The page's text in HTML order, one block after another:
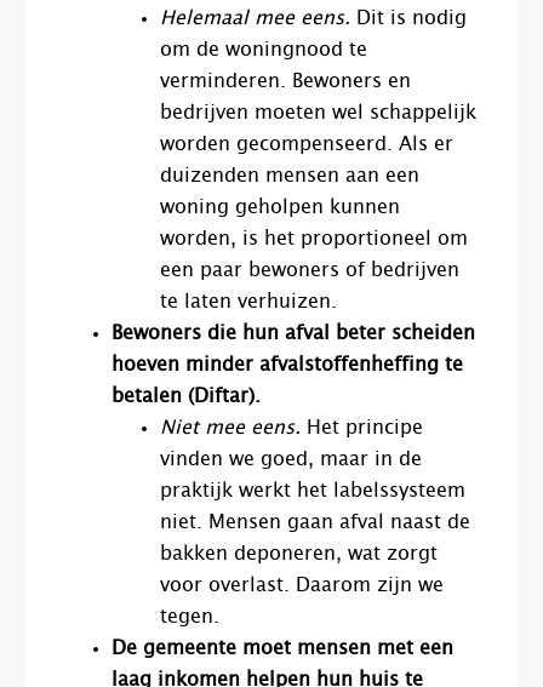
Helemaal mee eens. Dit is nodig
om de woningnood te
verminderen. Bewoners en
bedrijven moeten wel schappelijk
worden gecompenseerd. Als er
duizenden mensen aan een
woning geholpen kunnen
worden, is het proportioneel om
een paar bewoners of bedrijven
te laten verhuizen.
Bewoners die hun afval beter scheiden
hoeven minder afvalstoffenheffing te
betalen (Diftar).
Niet mee eens. Het principe
vinden we goed, maar in de
praktijk werkt het labelssysteem
niet. Mensen gaan afval naast de
bakken deponeren, wat zorgt
voor overlast. Daarom zijn we
tegen.
De gemeente moet mensen met een
laag inkomen helpen hun huis te